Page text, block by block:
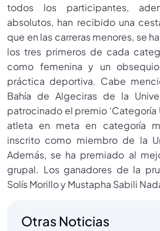
todos los participantes,
absolutos, han recibido una
que en las carreras menores, se
los tres primeros de cada
como femenina y un
práctica deportiva. Cabe
Bahía de Algeciras de la
patrocinado el premio ‘Categoría
atleta en meta en categoría
inscrito como miembro de la
Además, se ha premiado al
grupal. Los ganadores de la
Solís Morillo y Mustapha Sabili
Otras Noticias